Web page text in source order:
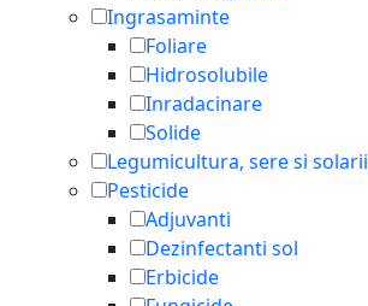
Ingrasaminte
Foliare
Hidrosolubile
Inradacinare
Solide
Legumicultura, sere si solarii
Pesticide
Adjuvanti
Dezinfectanti sol
Erbicide